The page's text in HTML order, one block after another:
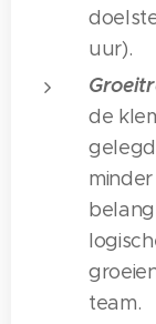
uur).
de
team.